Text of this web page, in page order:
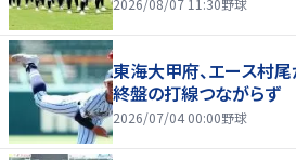
2026/08/07 11:30野球
東海大甲府、エース村
終盤の打線つながらず
2026/07/04 00:00野球